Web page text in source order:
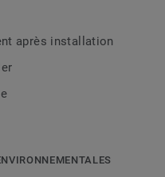
sélection pour trouver
projet.
après installation